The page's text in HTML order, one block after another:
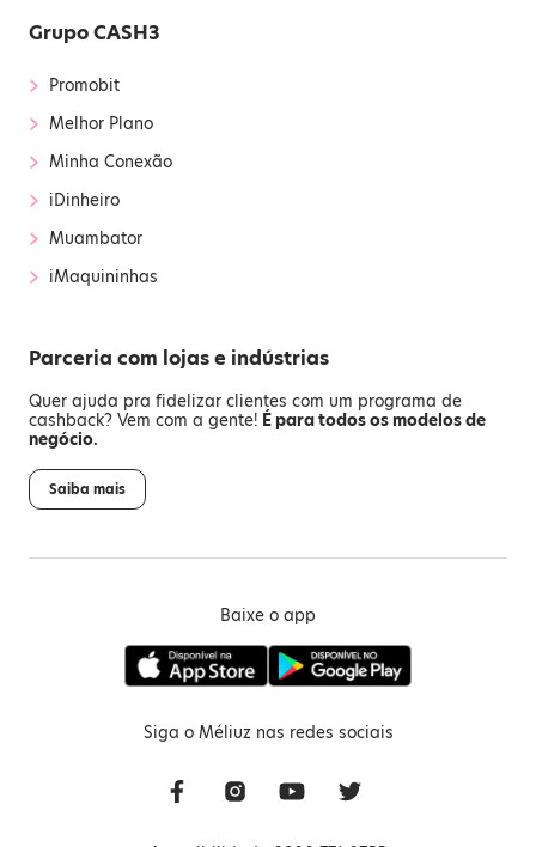
Grupo CASH3
› Promobit
› Melhor Plano
› Minha Conexão
› iDinheiro
› Muambator
› iMaquininhas
Parceria com lojas e indústrias
Quer ajuda pra fidelizar clientes com um programa de
cashback? Vem com a gente! É para todos os modelos de
negócio.
Saiba mais
Baixe o app
Siga o Méliuz nas redes sociais